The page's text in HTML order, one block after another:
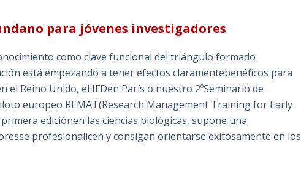
para jóvenes investigadores
como clave funcional del triángulo formado
está empezando a tener efectos claramentebenéficos para
el Reino Unido, el IFDen París o nuestro 2ºSeminario de
europeo REMAT(Research Management Training for Early
ediciónen las ciencias biológicas, supone una
profesionalicen y consigan orientarse exitosamente en los